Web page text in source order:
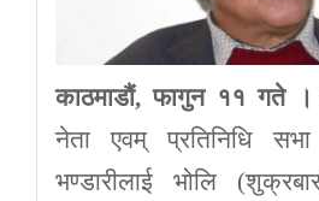
काठमाडौं, फागुन ११ गते ।
नेता एवम् प्रतिनिधि
भण्डारीलाई भोलि